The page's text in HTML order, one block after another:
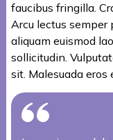
faucibus fringilla.
Arcu lectus
aliquam euismod
sollicitudin.
sit. Malesuada